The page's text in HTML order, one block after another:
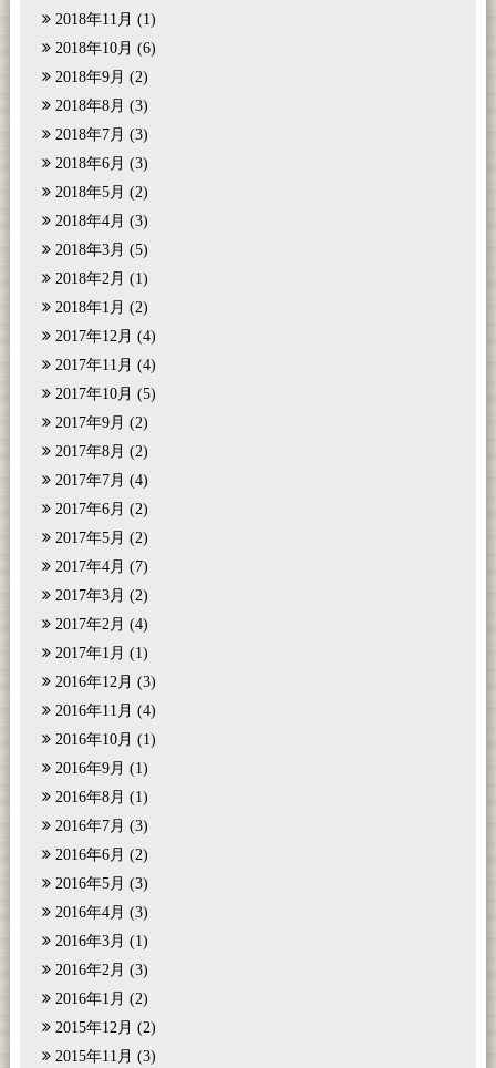
2018年11月 (1)
2018年10月 (6)
2018年9月 (2)
2018年8月 (3)
2018年7月 (3)
2018年6月 (3)
2018年5月 (2)
2018年4月 (3)
2018年3月 (5)
2018年2月 (1)
2018年1月 (2)
2017年12月 (4)
2017年11月 (4)
2017年10月 (5)
2017年9月 (2)
2017年8月 (2)
2017年7月 (4)
2017年6月 (2)
2017年5月 (2)
2017年4月 (7)
2017年3月 (2)
2017年2月 (4)
2017年1月 (1)
2016年12月 (3)
2016年11月 (4)
2016年10月 (1)
2016年9月 (1)
2016年8月 (1)
2016年7月 (3)
2016年6月 (2)
2016年5月 (3)
2016年4月 (3)
2016年3月 (1)
2016年2月 (3)
2016年1月 (2)
2015年12月 (2)
2015年11月 (3)